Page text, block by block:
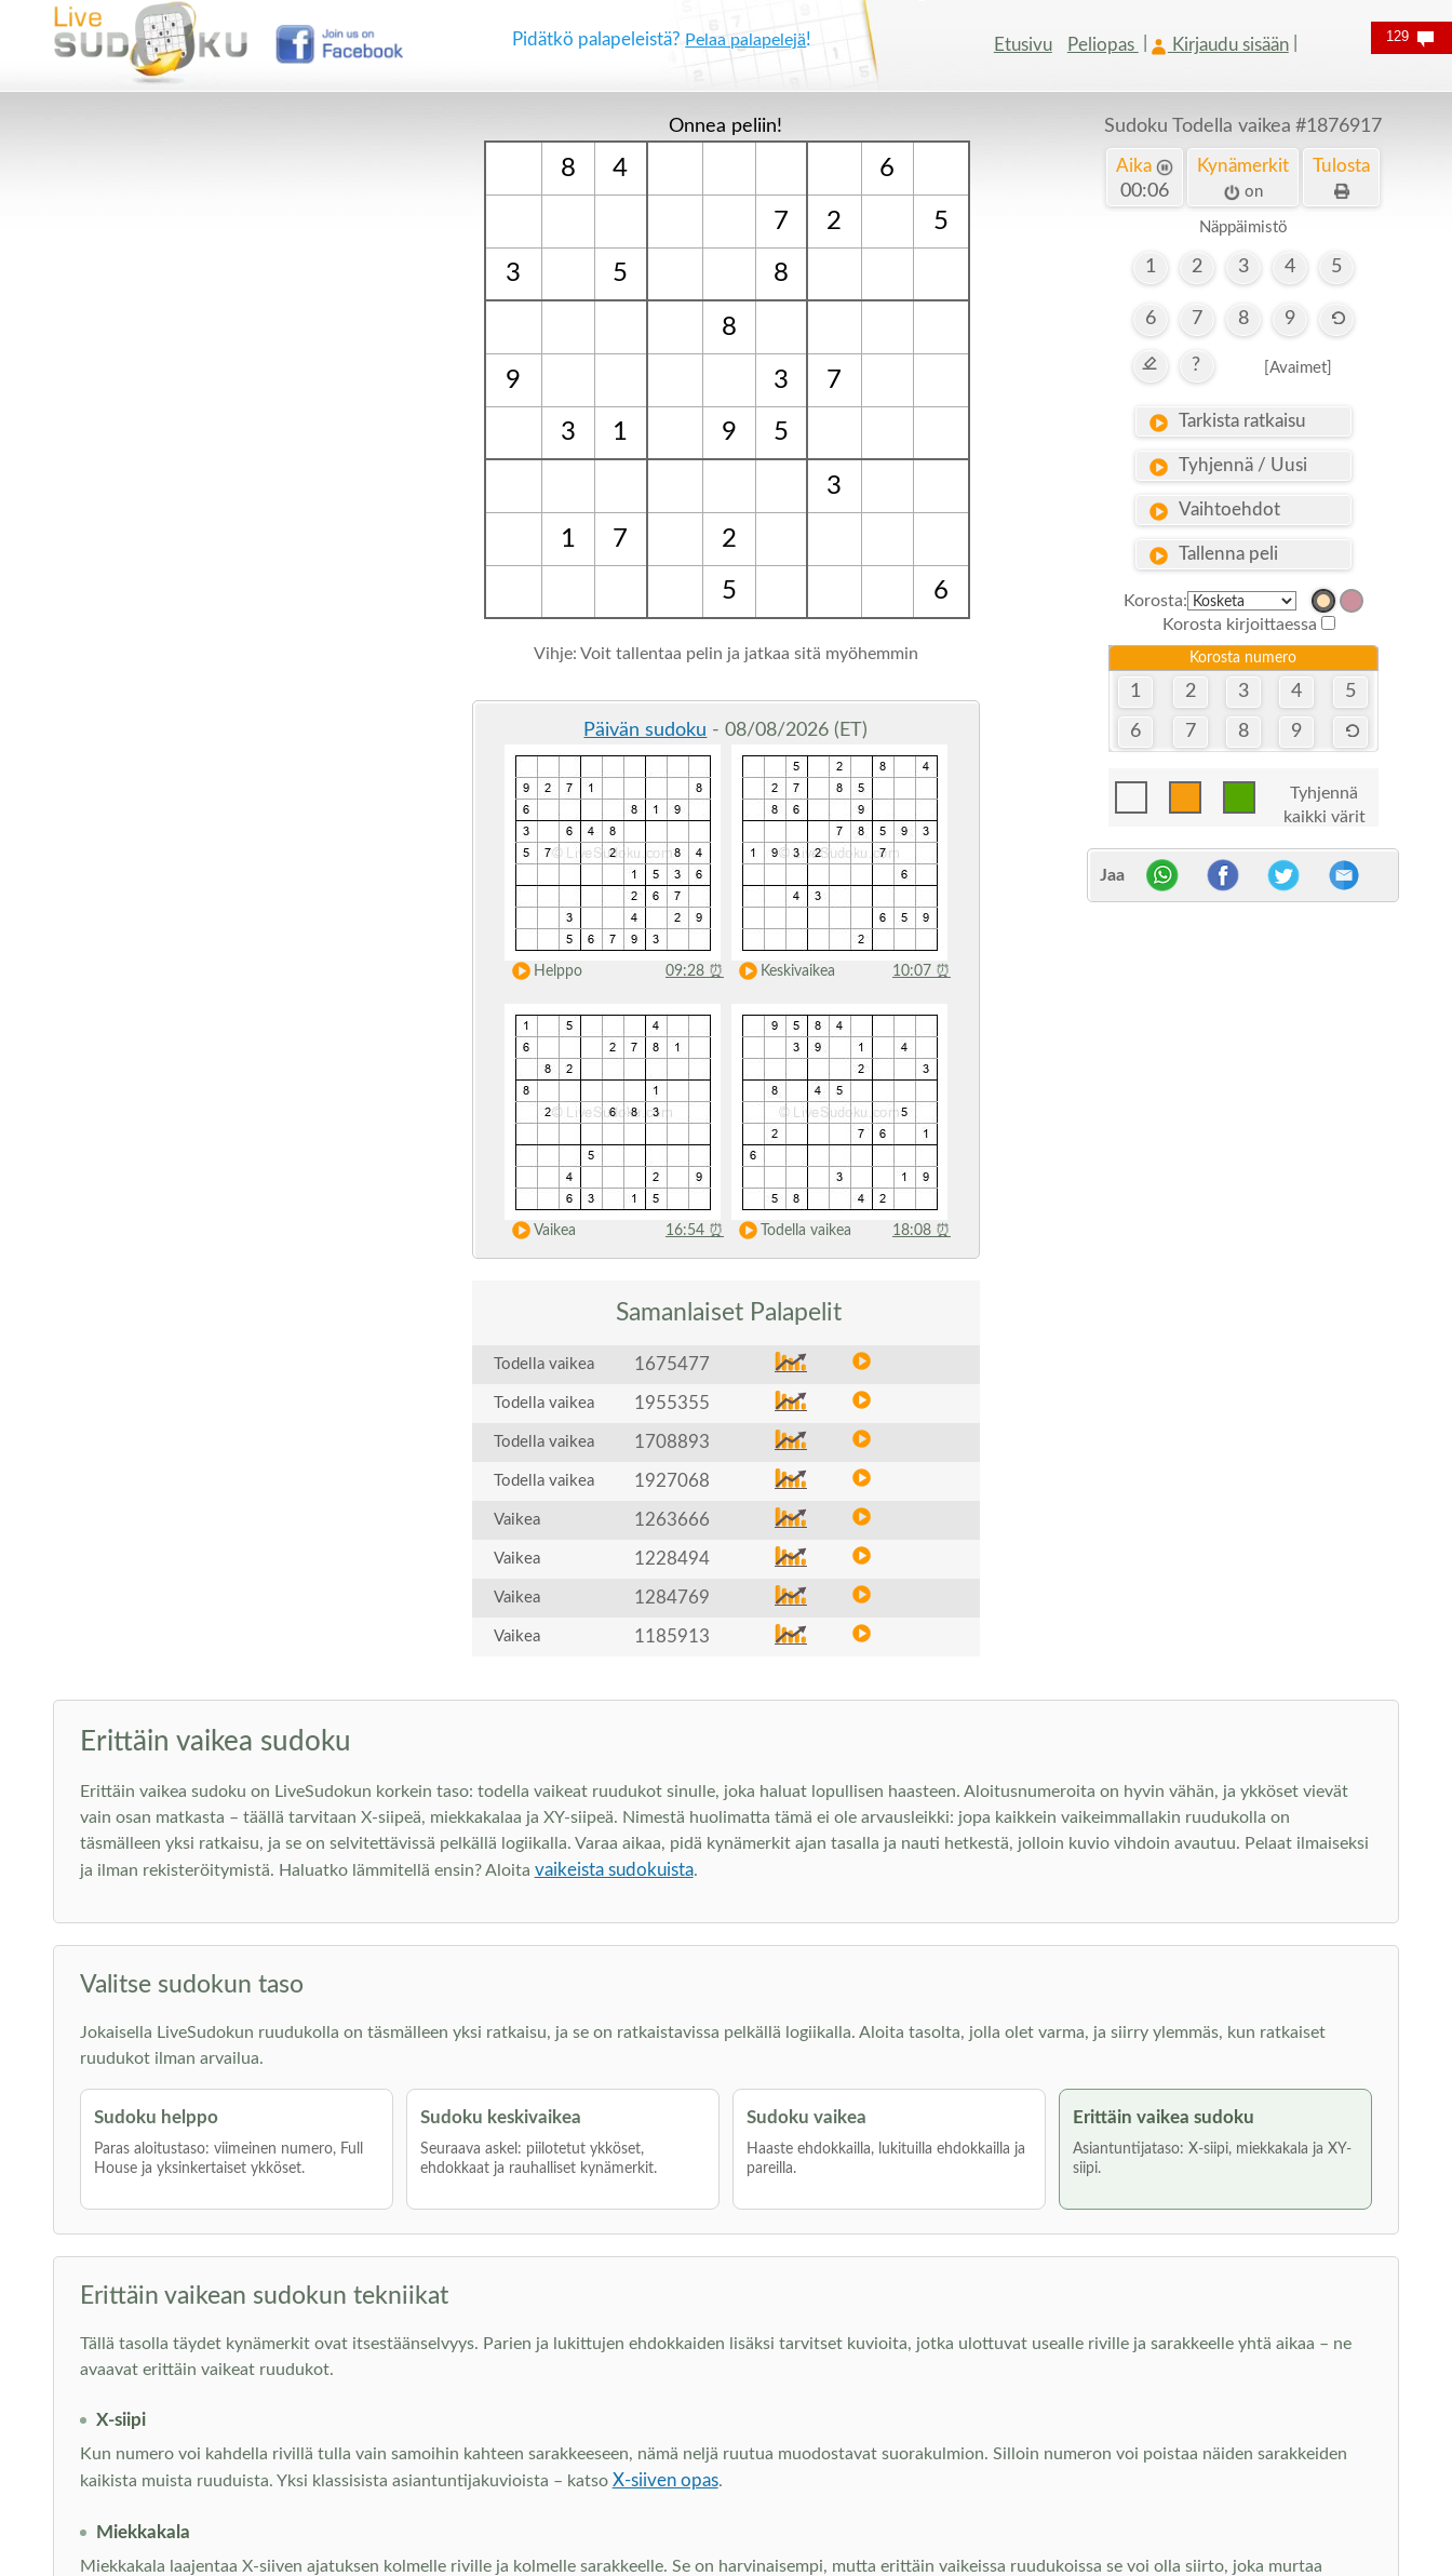
Pidätkö palapeleistä? Pelaa palapelejä! Etusivu Peliopas Kirjaudu sisään
Onnea peliin!
8 4 6
7 2
5
3
5 8
8
9 3
7
3
1 9 5
3
1 7
2
5
6
Vihje: Voit tallentaa pelin ja jatkaa sitä myöhemmin
Päivän sudoku - 08/08/2026 (ET)
Helppo 09:28 ⏰ Keskivaikea 10:07 ⏰
Vaikea 16:54 ⏰ Todella vaikea 18:08 ⏰
Samanlaiset Palapelit
Todella vaikea 1675477
Todella vaikea 1955355
Todella vaikea 1708893
Todella vaikea 1927068
Vaikea 1263666
Vaikea 1228494
Vaikea 1284769
Vaikea 1185913
Sudoku Todella vaikea #1876917
Aika
00:06
Kynämerkit
on
Tulosta
Näppäimistö
1 2 3 4 5
6 7 8 9
? [Avaimet]
Tarkista ratkaisu
Tyhjennä / Uusi
Vaihtoehdot
Tallenna peli
Korosta:
Korosta kirjoittaessa
Korosta numero
1 2 3 4 5
6 7 8 9
Tyhjennä
kaikki värit
Jaa
Erittäin vaikea sudoku
Erittäin vaikea sudoku on LiveSudokun korkein taso: todella vaikeat ruudukot sinulle, joka haluat lopullisen haasteen. Aloitusnumeroita on hyvin vähän, ja ykköset vievät
vain osan matkasta – täällä tarvitaan X-siipeä, miekkakalaa ja XY-siipeä. Nimestä huolimatta tämä ei ole arvausleikki: jopa kaikkein vaikeimmallakin ruudukolla on
täsmälleen yksi ratkaisu, ja se on selvitettävissä pelkällä logiikalla. Varaa aikaa, pidä kynämerkit ajan tasalla ja nauti hetkestä, jolloin kuvio vihdoin avautuu. Pelaat ilmaiseksi
ja ilman rekisteröitymistä. Haluatko lämmitellä ensin? Aloita vaikeista sudokuista.
Valitse sudokun taso
Jokaisella LiveSudokun ruudukolla on täsmälleen yksi ratkaisu, ja se on ratkaistavissa pelkällä logiikalla. Aloita tasolta, jolla olet varma, ja siirry ylemmäs, kun ratkaiset
ruudukot ilman arvailua.
Sudoku helppo
Paras aloitustaso: viimeinen numero, Full
House ja yksinkertaiset ykköset.
Sudoku keskivaikea
Seuraava askel: piilotetut ykköset,
ehdokkaat ja rauhalliset kynämerkit.
Sudoku vaikea
Haaste ehdokkailla, lukituilla ehdokkailla ja
pareilla.
Erittäin vaikea sudoku
Asiantuntijataso: X-siipi, miekkakala ja XY-
siipi.
Erittäin vaikean sudokun tekniikat
Tällä tasolla täydet kynämerkit ovat itsestäänselvyys. Parien ja lukittujen ehdokkaiden lisäksi tarvitset kuvioita, jotka ulottuvat usealle riville ja sarakkeelle yhtä aikaa – ne
avaavat erittäin vaikeat ruudukot.
X-siipi
Kun numero voi kahdella rivillä tulla vain samoihin kahteen sarakkeeseen, nämä neljä ruutua muodostavat suorakulmion. Silloin numeron voi poistaa näiden sarakkeiden
kaikista muista ruuduista. Yksi klassisista asiantuntijakuvioista – katso X-siiven opas.
Miekkakala
Miekkakala laajentaa X-siiven ajatuksen kolmelle riville ja kolmelle sarakkeelle. Se on harvinaisempi, mutta erittäin vaikeissa ruudukoissa se voi olla siirto, joka murtaa
129